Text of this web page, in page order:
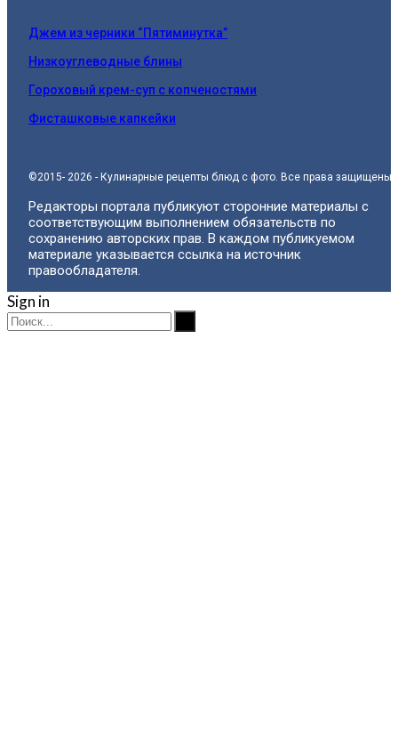
Джем из черники “Пятиминутка”
Низкоуглеводные блины
Гороховый крем-суп с копченостями
Фисташковые капкейки
©2015- 2026 - Кулинарные рецепты блюд с фото. Все права защищены.
Редакторы портала публикуют сторонние материалы с
соответствующим выполнением обязательств по
сохранению авторских прав. В каждом публикуемом
материале указывается ссылка на источник
правообладателя.
Sign in